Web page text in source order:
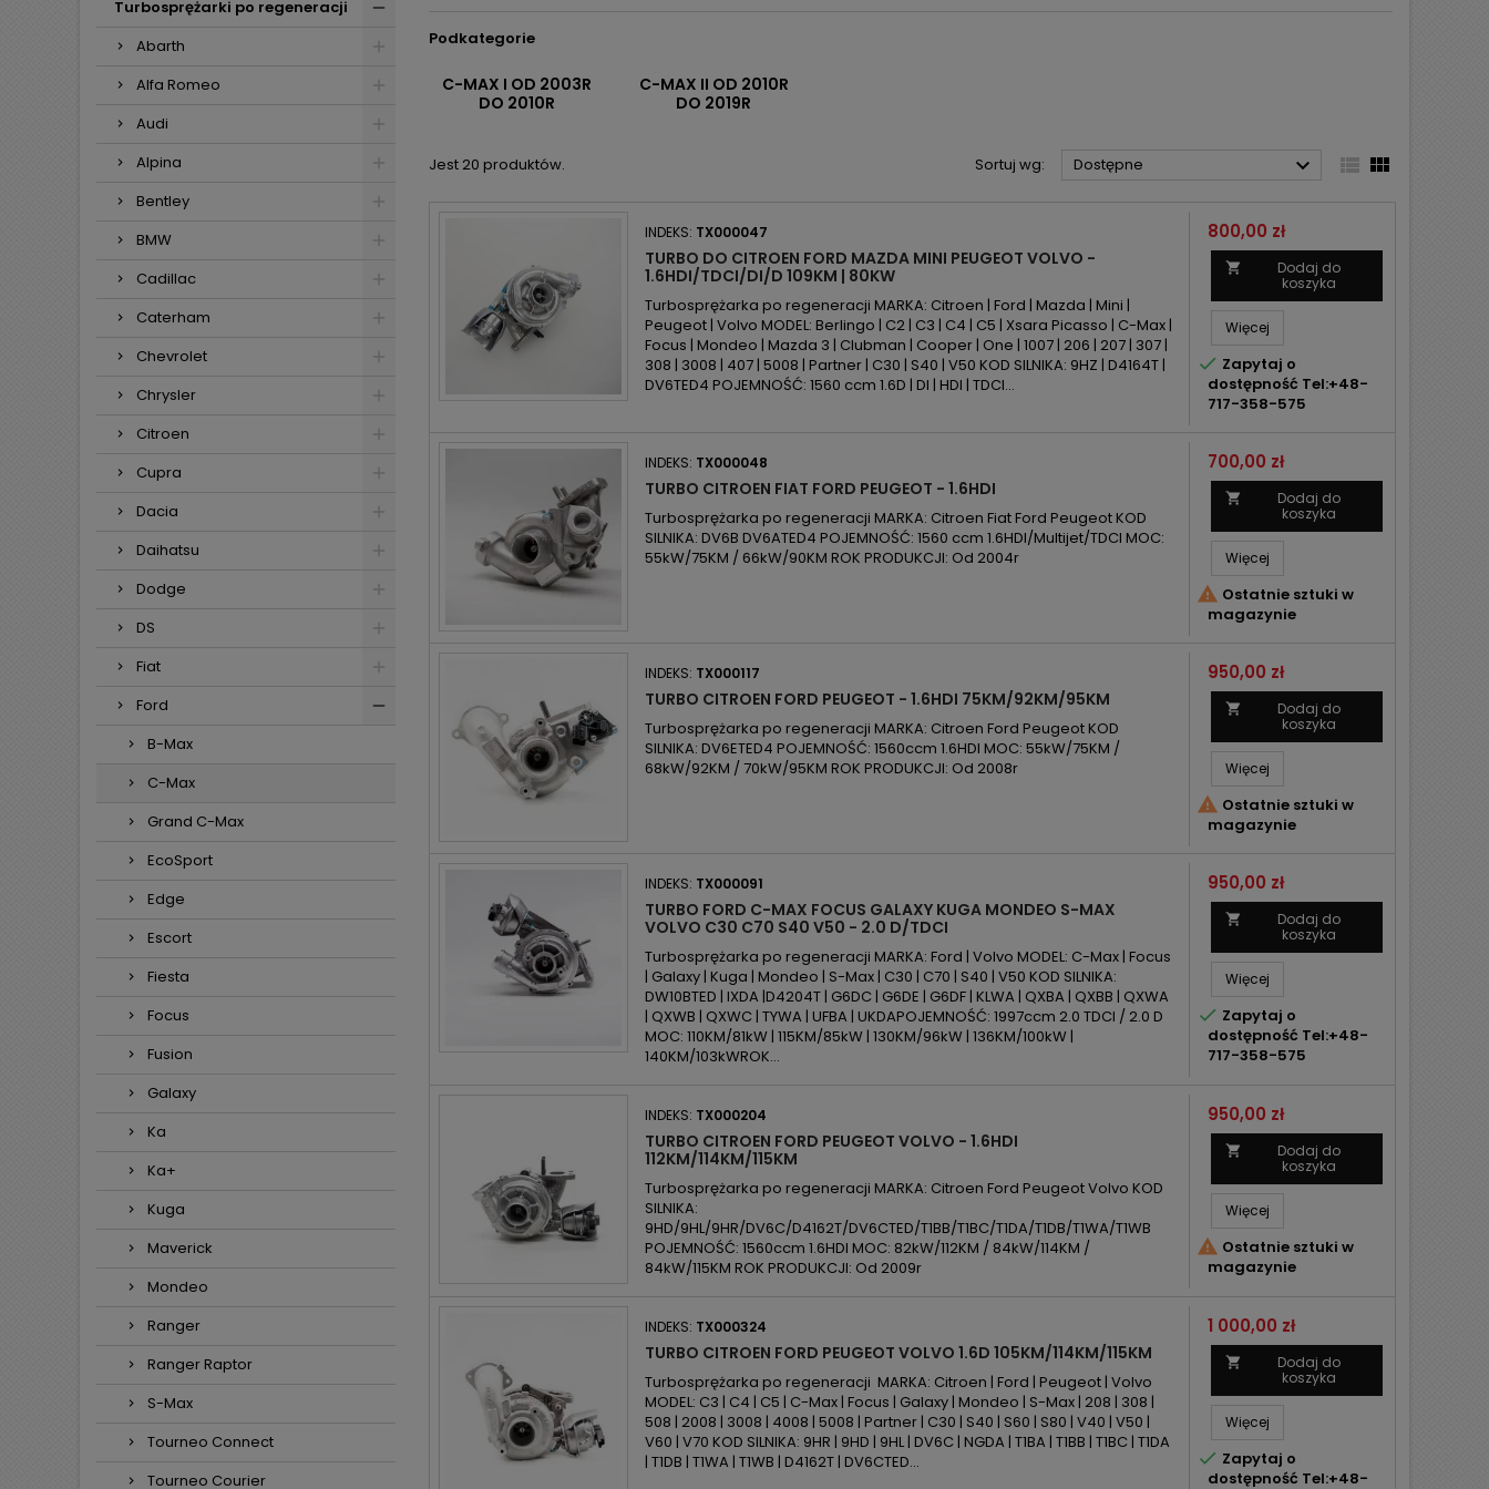
Turbosprężarki po regeneracji
Abarth
Alfa Romeo
Audi
Alpina
Bentley
BMW
Cadillac
Caterham
Chevrolet
Chrysler
Citroen
Cupra
Dacia
Daihatsu
Dodge
DS
Fiat
Ford
B-Max
C-Max
Grand C-Max
EcoSport
Edge
Escort
Fiesta
Focus
Fusion
Galaxy
Ka
Ka+
Kuga
Maverick
Mondeo
Ranger
Ranger Raptor
S-Max
Tourneo Connect
Tourneo Courier
Podkategorie
C-MAX I OD 2003R
DO 2010R
C-MAX II OD 2010R
DO 2019R
Jest 20 produktów. Sortuj wg: Dostępne   
INDEKS: TX000047
TURBO DO CITROEN FORD MAZDA MINI PEUGEOT VOLVO -
1.6HDI/TDCI/DI/D 109KM | 80KW
Turbosprężarka po regeneracji MARKA: Citroen | Ford | Mazda | Mini |
Peugeot | Volvo MODEL: Berlingo | C2 | C3 | C4 | C5 | Xsara Picasso | C-Max |
Focus | Mondeo | Mazda 3 | Clubman | Cooper | One | 1007 | 206 | 207 | 307 |
308 | 3008 | 407 | 5008 | Partner | C30 | S40 | V50 KOD SILNIKA: 9HZ | D4164T |
DV6TED4 POJEMNOŚĆ: 1560 ccm 1.6D | DI | HDI | TDCI...
Cena
800,00 zł

Dodaj do
koszyka
Więcej
 Zapytaj o
dostępność Tel:+48-
717-358-575
INDEKS: TX000048
TURBO CITROEN FIAT FORD PEUGEOT - 1.6HDI
Turbosprężarka po regeneracji MARKA: Citroen Fiat Ford Peugeot KOD
SILNIKA: DV6B DV6ATED4 POJEMNOŚĆ: 1560 ccm 1.6HDI/Multijet/TDCI MOC:
55kW/75KM / 66kW/90KM ROK PRODUKCJI: Od 2004r
Cena
700,00 zł

Dodaj do
koszyka
Więcej
 Ostatnie sztuki w
magazynie
INDEKS: TX000117
TURBO CITROEN FORD PEUGEOT - 1.6HDI 75KM/92KM/95KM
Turbosprężarka po regeneracji MARKA: Citroen Ford Peugeot KOD
SILNIKA: DV6ETED4 POJEMNOŚĆ: 1560ccm 1.6HDI MOC: 55kW/75KM /
68kW/92KM / 70kW/95KM ROK PRODUKCJI: Od 2008r
Cena
950,00 zł

Dodaj do
koszyka
Więcej
 Ostatnie sztuki w
magazynie
INDEKS: TX000091
TURBO FORD C-MAX FOCUS GALAXY KUGA MONDEO S-MAX
VOLVO C30 C70 S40 V50 - 2.0 D/TDCI
Turbosprężarka po regeneracji MARKA: Ford | Volvo MODEL: C-Max | Focus
| Galaxy | Kuga | Mondeo | S-Max | C30 | C70 | S40 | V50 KOD SILNIKA:
DW10BTED | IXDA |D4204T | G6DC | G6DE | G6DF | KLWA | QXBA | QXBB | QXWA
| QXWB | QXWC | TYWA | UFBA | UKDAPOJEMNOŚĆ: 1997ccm 2.0 TDCI / 2.0 D
MOC: 110KM/81kW | 115KM/85kW | 130KM/96kW | 136KM/100kW |
140KM/103kWROK...
Cena
950,00 zł

Dodaj do
koszyka
Więcej
 Zapytaj o
dostępność Tel:+48-
717-358-575
INDEKS: TX000204
TURBO CITROEN FORD PEUGEOT VOLVO - 1.6HDI
112KM/114KM/115KM
Turbosprężarka po regeneracji MARKA: Citroen Ford Peugeot Volvo KOD
SILNIKA:
9HD/9HL/9HR/DV6C/D4162T/DV6CTED/T1BB/T1BC/T1DA/T1DB/T1WA/T1WB
POJEMNOŚĆ: 1560ccm 1.6HDI MOC: 82kW/112KM / 84kW/114KM /
84kW/115KM ROK PRODUKCJI: Od 2009r
Cena
950,00 zł

Dodaj do
koszyka
Więcej
 Ostatnie sztuki w
magazynie
INDEKS: TX000324
TURBO CITROEN FORD PEUGEOT VOLVO 1.6D 105KM/114KM/115KM
Turbosprężarka po regeneracji MARKA: Citroen | Ford | Peugeot | Volvo
MODEL: C3 | C4 | C5 | C-Max | Focus | Galaxy | Mondeo | S-Max | 208 | 308 |
508 | 2008 | 3008 | 4008 | 5008 | Partner | C30 | S40 | S60 | S80 | V40 | V50 |
V60 | V70 KOD SILNIKA: 9HR | 9HD | 9HL | DV6C | NGDA | T1BA | T1BB | T1BC | T1DA
| T1DB | T1WA | T1WB | D4162T | DV6CTED...
Cena
1 000,00 zł

Dodaj do
koszyka
Więcej
 Zapytaj o
dostępność Tel:+48-